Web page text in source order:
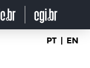
PT | EN